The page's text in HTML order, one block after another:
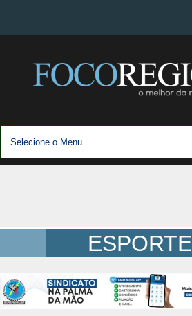
ESPORTE